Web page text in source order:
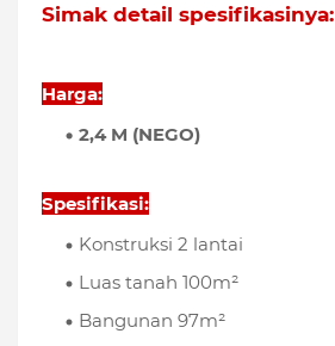
Simak detail spesifikasinya:
Harga:
2,4 M (NEGO)
Spesifikasi:
Konstruksi 2 lantai
Luas tanah 100m²
Bangunan 97m²